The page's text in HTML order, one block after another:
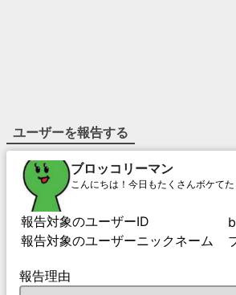
ユーザーを報告する
ブロッコリーマン
こんにちは！今日もたくさんボケてた
報告対象のユーザーID
報告対象のユーザーニックネーム
報告理由